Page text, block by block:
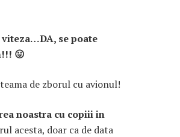
se poate
😛
de zborul cu avionul!
noastra cu copiii in
acesta, doar ca de data
PRIMESTE NOUTATILE PE E-MAIL
Introdu adresa ta de email: